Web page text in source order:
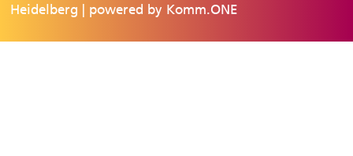
Heidelberg | powered by Komm.ONE